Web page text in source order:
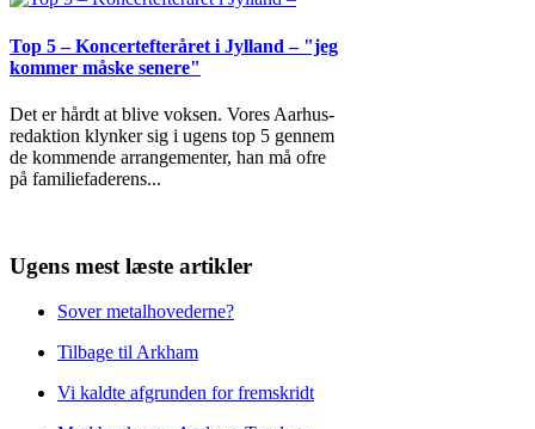
Top 5 – Koncertefteråret i Jylland – "jeg
kommer måske senere"
Det er hårdt at blive voksen. Vores Aarhus-
redaktion klynker sig i ugens top 5 gennem
de kommende arrangementer, han må ofre
på familiefaderens...
Ugens mest læste artikler
Sover metalhovederne?
Tilbage til Arkham
Vi kaldte afgrunden for fremskridt